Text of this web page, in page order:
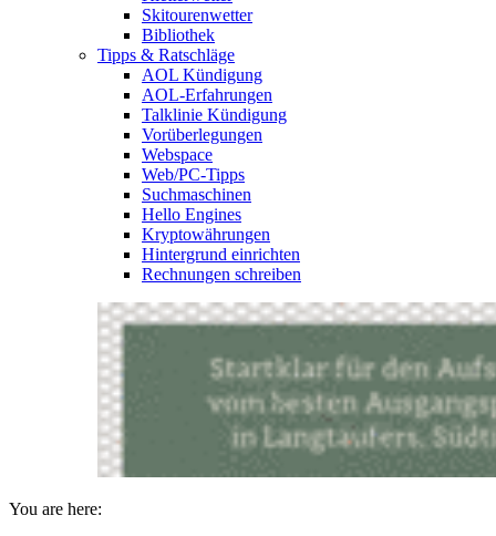
Skitourenwetter
Bibliothek
Tipps & Ratschläge
AOL Kündigung
AOL-Erfahrungen
Talklinie Kündigung
Vorüberlegungen
Webspace
Web/PC-Tipps
Suchmaschinen
Hello Engines
Kryptowährungen
Hintergrund einrichten
Rechnungen schreiben
You are here: